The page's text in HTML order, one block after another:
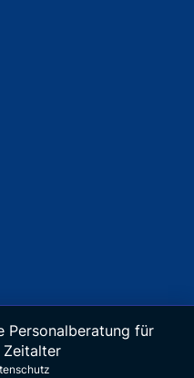
Personalberatung für